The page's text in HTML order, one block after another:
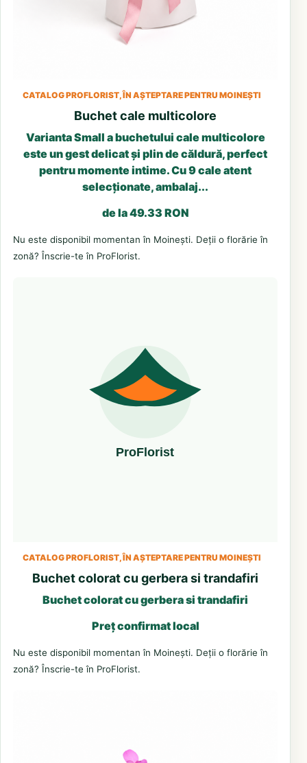
CATALOG PROFLORIST, ÎN AȘTEPTARE PENTRU MOINEȘTI
Buchet cale multicolore
Varianta Small a buchetului cale multicolore
este un gest delicat și plin de căldură, perfect
pentru momente intime. Cu 9 cale atent
selecționate, ambalaj...
de la 49.33 RON
Nu este disponibil momentan în Moinești. Deții o florărie în
zonă? Înscrie-te în ProFlorist.
CATALOG PROFLORIST, ÎN AȘTEPTARE PENTRU MOINEȘTI
Buchet colorat cu gerbera si trandafiri
Buchet colorat cu gerbera si trandafiri
Preț confirmat local
Nu este disponibil momentan în Moinești. Deții o florărie în
zonă? Înscrie-te în ProFlorist.